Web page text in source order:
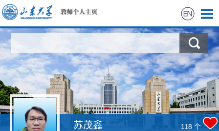
科学研究
教学研究
获奖信息 苏茂鑫 118 个